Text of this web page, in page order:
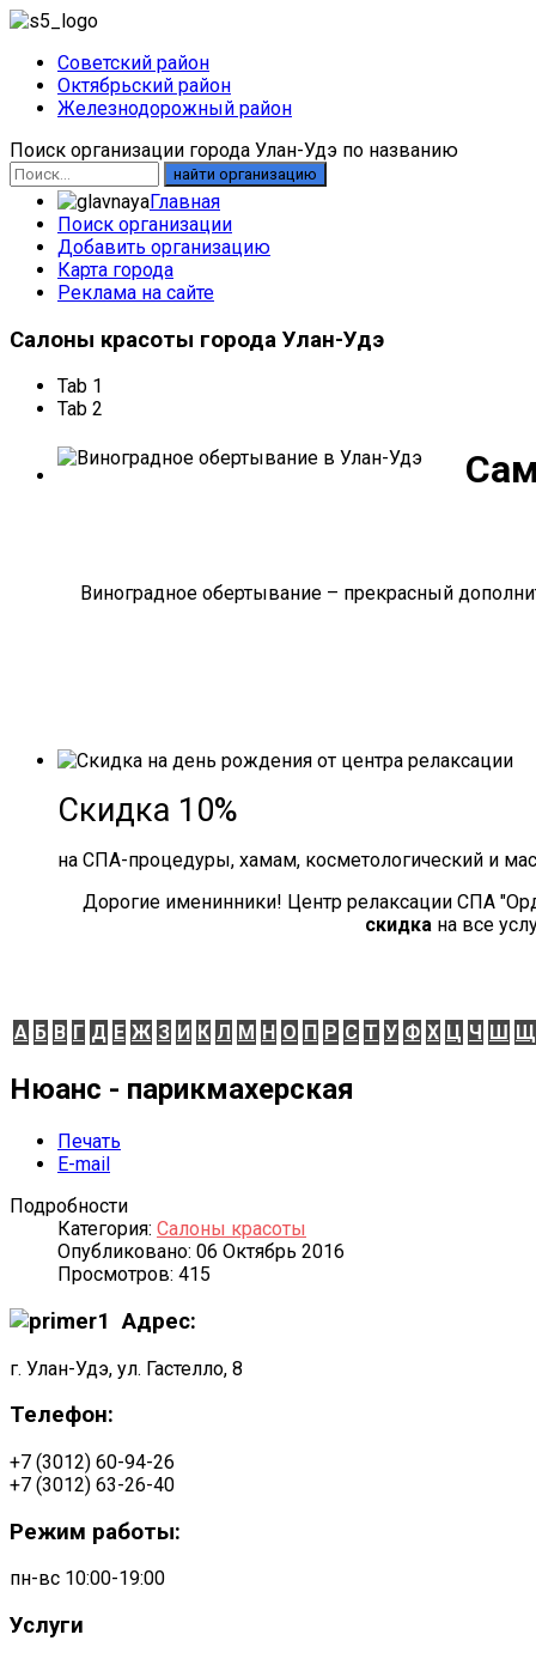
Советский район
Октябрьский район
Железнодорожный район
Поиск организации города Улан-Удэ по названию
найти организацию
Главная
Поиск организации
Добавить организацию
Карта города
Реклама на сайте
Салоны красоты города Улан-Удэ
Tab 1
Tab 2
Виноградное обертывание – прекрасный
Скидка 10%
на СПА-процедуры, хамам, косметологический и
Дорогие именинники! Центр релаксации СПА
скидкана все
А Б В Г Д Е Ж З И К Л М Н О П Р С Т У Ф Х Ц Ч Ш Щ
Нюанс - парикмахерская
Печать
E-mail
Подробности
Категория: Салоны красоты
Опубликовано: 06 Октябрь 2016
Просмотров: 415
Адрес:
г. Улан-Удэ, ул. Гастелло, 8
Телефон:
+7 (3012) 60-94-26
+7 (3012) 63-26-40
Режим работы:
пн-вс 10:00-19:00
Услуги